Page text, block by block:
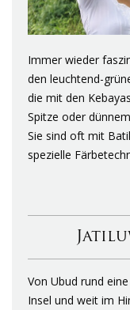
Immer wieder
den leuchtend-
die mit den
Spitze oder
Sie sind oft mit
spezielle
Von Ubud rund
Insel und weit im